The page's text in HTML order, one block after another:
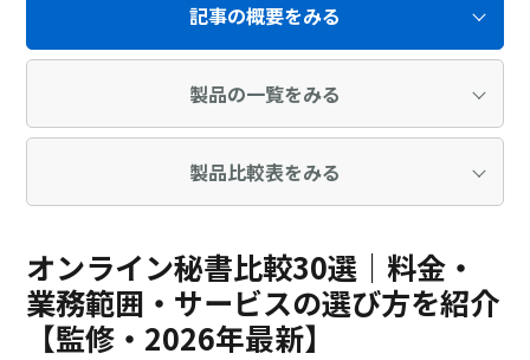
記事の概要をみる
製品の一覧をみる
製品比較表をみる
オンライン秘書比較30選｜料金・
業務範囲・サービスの選び方を紹介
【監修・2026年最新】